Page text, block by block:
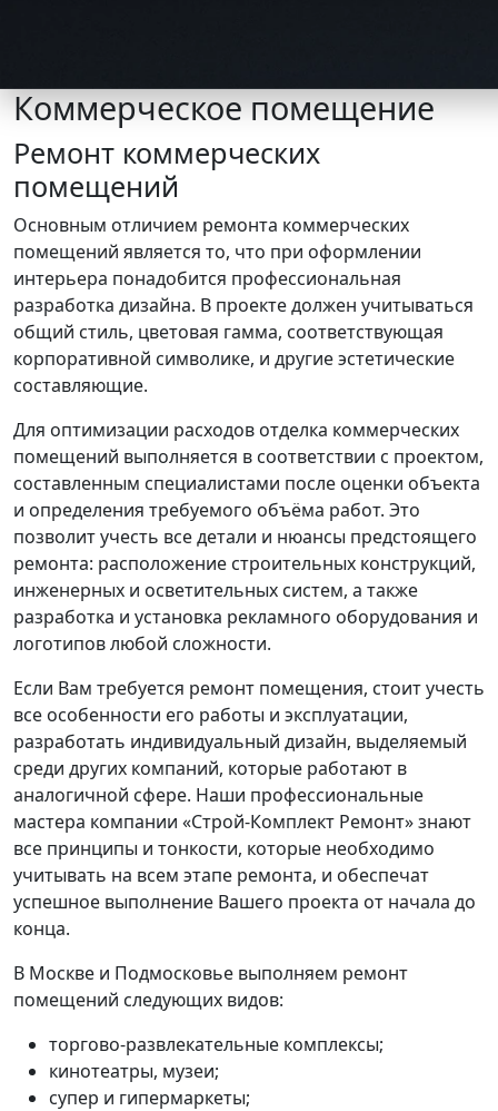
Skip
to
content
Коммерческое помещение
Ремонт коммерческих
помещений
Основным отличием ремонта коммерческих
помещений является то, что при оформлении
интерьера понадобится профессиональная
разработка дизайна. В проекте должен учитываться
общий стиль, цветовая гамма, соответствующая
корпоративной символике, и другие эстетические
составляющие.
Для оптимизации расходов отделка коммерческих
помещений выполняется в соответствии с проектом,
составленным специалистами после оценки объекта
и определения требуемого объёма работ. Это
позволит учесть все детали и нюансы предстоящего
ремонта: расположение строительных конструкций,
инженерных и осветительных систем, а также
разработка и установка рекламного оборудования и
логотипов любой сложности.
Если Вам требуется ремонт помещения, стоит учесть
все особенности его работы и эксплуатации,
разработать индивидуальный дизайн, выделяемый
среди других компаний, которые работают в
аналогичной сфере. Наши профессиональные
мастера компании «Строй-Комплект Ремонт» знают
все принципы и тонкости, которые необходимо
учитывать на всем этапе ремонта, и обеспечат
успешное выполнение Вашего проекта от начала до
конца.
В Москве и Подмосковье выполняем ремонт
помещений следующих видов:
торгово-развлекательные комплексы;
кинотеатры, музеи;
супер и гипермаркеты;